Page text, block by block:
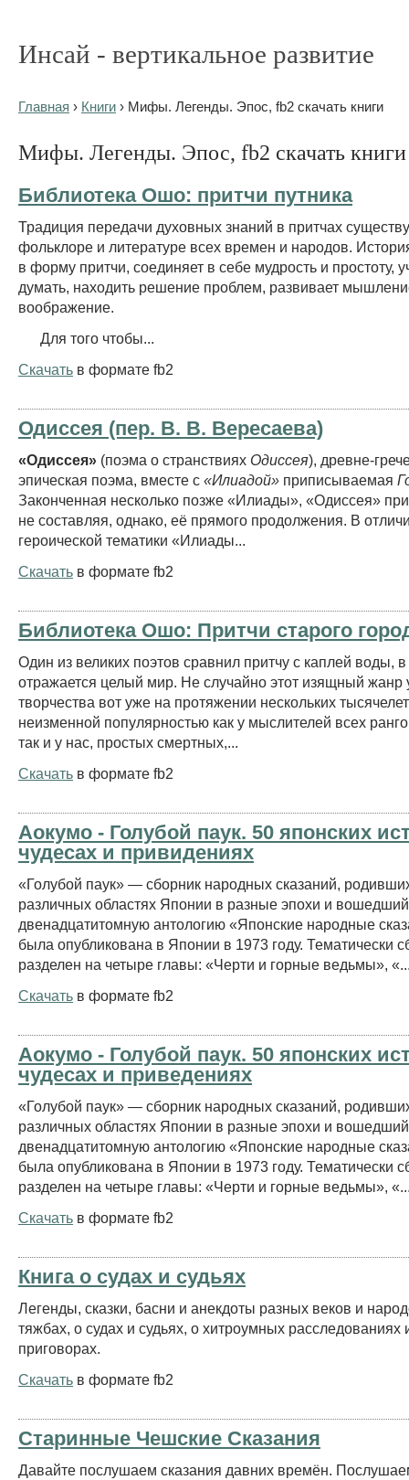
Инсай - вертикальное развитие
Главная › Книги › Мифы. Легенды. Эпос, fb2 скачать книги
Мифы. Легенды. Эпос, fb2 скачать книги
Библиотека Ошо: притчи путника
Традиция передачи духовных знаний в притчах
фольклоре и литературе всех времен и народов.
в форму притчи, соединяет в себе мудрость и простоту,
думать, находить решение проблем, развивает
воображение.
Для того чтобы...
Скачать в формате fb2
Одиссея (пер. В. В. Вересаева)
«Одиссея» (поэма о странствиях Одиссея), древне-
эпическая поэма, вместе с «Илиадой» приписываемая
Законченная несколько позже «Илиады», «Одиссея»
не составляя, однако, её прямого продолжения. В
героической тематики «Илиады...
Скачать в формате fb2
Библиотека Ошо: Притчи старого
Один из великих поэтов сравнил притчу с каплей воды, в
отражается целый мир. Не случайно этот изящный жанр
творчества вот уже на протяжении нескольких
неизменной популярностью как у мыслителей всех
так и у нас, простых смертных,...
Скачать в формате fb2
Аокумо - Голубой паук. 50 японских
чудесах и привидениях
«Голубой паук» — сборник народных сказаний,
различных областях Японии в разные эпохи и
двенадцатитомную антологию «Японские народные
была опубликована в Японии в 1973 году. Тематически
разделен на четыре главы: «Черти и горные ведьмы»,
Скачать в формате fb2
Аокумо - Голубой паук. 50 японских
чудесах и приведениях
«Голубой паук» — сборник народных сказаний,
различных областях Японии в разные эпохи и
двенадцатитомную антологию «Японские народные
была опубликована в Японии в 1973 году. Тематически
разделен на четыре главы: «Черти и горные ведьмы»,
Скачать в формате fb2
Книга о судах и судьях
Легенды, сказки, басни и анекдоты разных веков и
тяжбах, о судах и судьях, о хитроумных расследованиях
приговорах.
Скачать в формате fb2
Старинные Чешские Сказания
Давайте послушаем сказания давних времён.